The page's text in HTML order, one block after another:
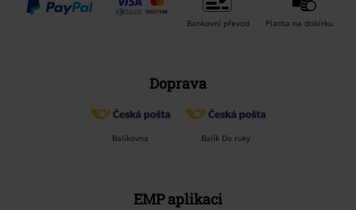
Bankovní převod Platba na dobírku
Doprava
Balíkovna Balík Do ruky
EMP aplikaci